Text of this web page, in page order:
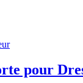
pour